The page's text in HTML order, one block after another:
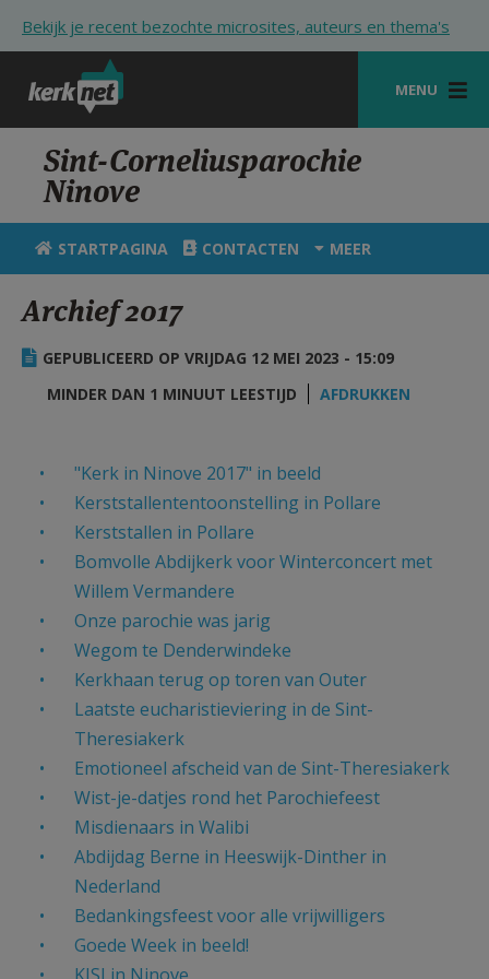
Bekijk je recent bezochte microsites, auteurs en thema's
MENU
STARTPAGINA
KERK
VIERINGEN
ZOEKEN
MIJN PAROCHIE
AANMELDEN OF REGISTREREN
Sint-Corneliusparochie
Ninove
STARTPAGINA CONTACTEN MEER
Archief 2017
GEPUBLICEERD OP VRIJDAG 12 MEI 2023 - 15:09
MINDER DAN 1 MINUUT LEESTIJD
AFDRUKKEN
"Kerk in Ninove 2017" in beeld
Kerststallententoonstelling in Pollare
Kerststallen in Pollare
Bomvolle Abdijkerk voor Winterconcert met
Willem Vermandere
Onze parochie was jarig
Wegom te Denderwindeke
Kerkhaan terug op toren van Outer
Laatste eucharistieviering in de Sint-
Theresiakerk
Emotioneel afscheid van de Sint-Theresiakerk
Wist-je-datjes rond het Parochiefeest
Misdienaars in Walibi
Abdijdag Berne in Heeswijk-Dinther in
Nederland
Bedankingsfeest voor alle vrijwilligers
Goede Week in beeld!